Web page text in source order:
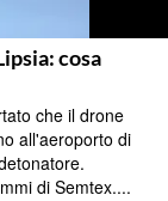
cosa
che il drone
all'aeroporto di
di Semtex....